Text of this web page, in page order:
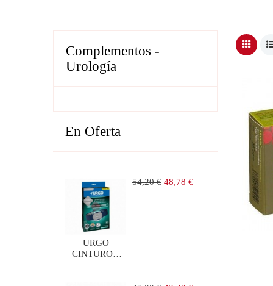
Complementos -
Urología
En Oferta
URGO
CINTURON
Precio
54,20 € Precio
48,78 €